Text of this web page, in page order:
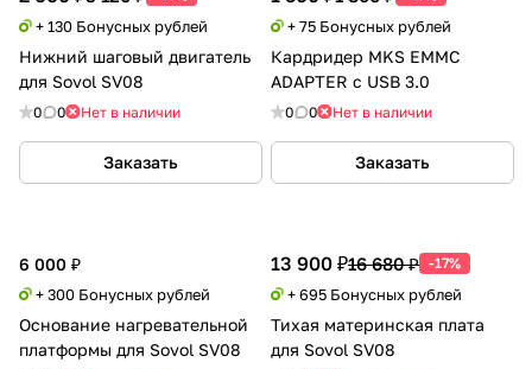
+ 130 Бонусных рублей
Нижний шаговый двигатель
для Sovol SV08
0 0 Нет в наличии
Заказать
+ 75 Бонусных рублей
Кардридер MKS EMMC
ADAPTER с USB 3.0
0 0 Нет в наличии
Заказать
13 900 ₽16 680 ₽ -17%
+ 695 Бонусных рублей
Тихая материнская плата
для Sovol SV08
6 000 ₽
+ 300 Бонусных рублей
Основание нагревательной
платформы для Sovol SV08